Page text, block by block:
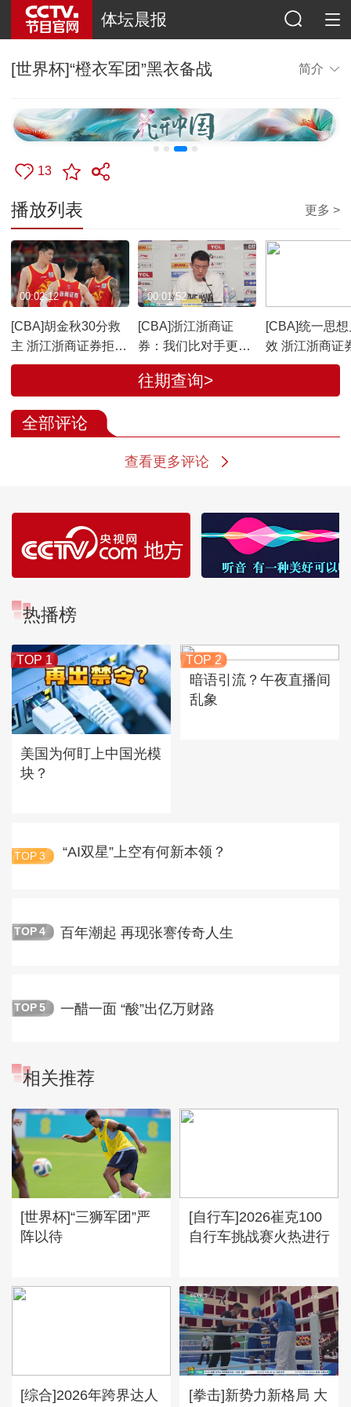
体坛晨报
[世界杯]“橙衣军团”黑衣备战 简介
13
播放列表 更多 >
[CBA]胡金秋30分救
主 浙江浙商证券拒绝
被横扫
00:02:12
[CBA]浙江浙商证
券：我们比对手更想
赢下比赛
00:01:52
[CBA]统一思
效 浙江浙商证
剧情重演
往期查询>
全部评论
查看更多评论
热播榜
TOP 1
美国为何盯上中国光模
块？
TOP 2
暗语引流？午夜直播间
乱象
TOP 3 “AI双星”上空有何新本领？
TOP 4 百年潮起 再现张謇传奇人生
TOP 5 一醋一面 “酸”出亿万财路
相关推荐
[世界杯]“三狮军团”严
阵以待
[自行车]2026崔克100
自行车挑战赛火热进行
[综合]2026年跨界达人
[拳击]新势力新格局 大